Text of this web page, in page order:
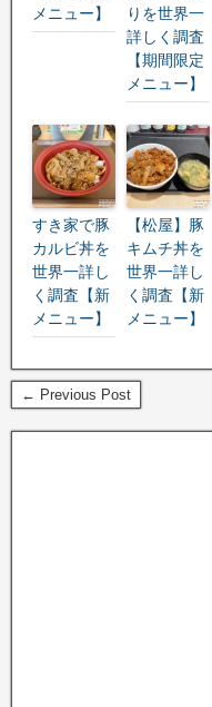
メニュー】
りを世界一
詳しく調査
【期間限定
メニュー】
すき家で豚
カルビ丼を
世界一詳し
く調査【新
メニュー】
【松屋】豚
キムチ丼を
世界一詳し
く調査【新
メニュー】
← Previous Post